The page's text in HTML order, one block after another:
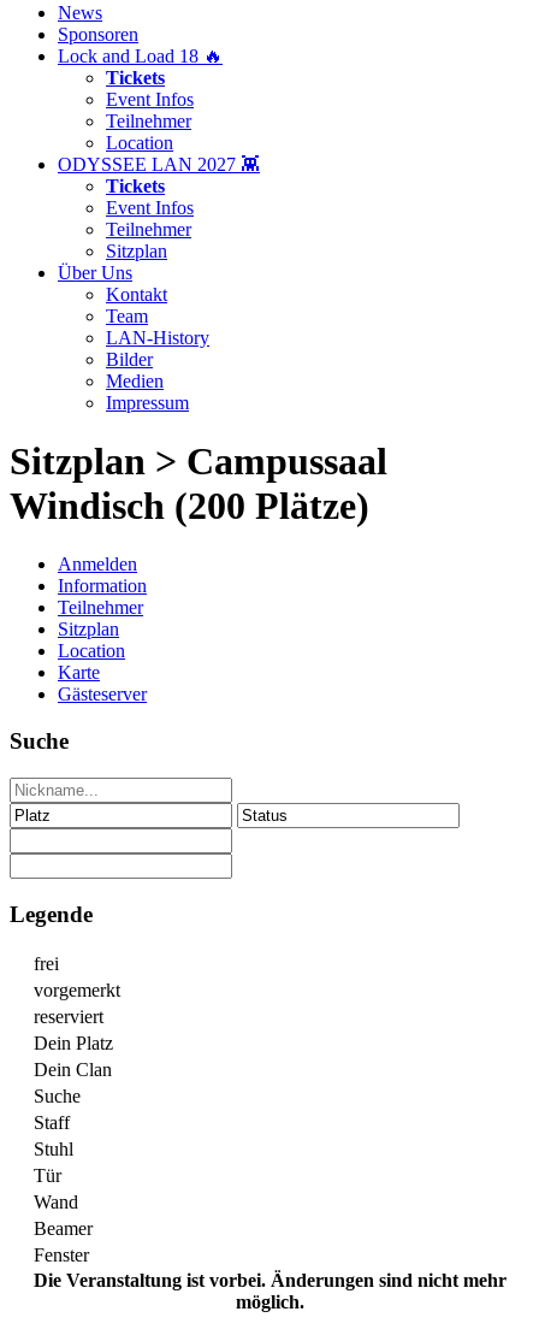
News
Sponsoren
Lock and Load 18 🔥
Tickets
Event Infos
Teilnehmer
Location
ODYSSEE LAN 2027 👾
Tickets
Event Infos
Teilnehmer
Sitzplan
Über Uns
Kontakt
Team
LAN-History
Bilder
Medien
Impressum
Sitzplan > Campussaal
Windisch (200 Plätze)
Anmelden
Information
Teilnehmer
Sitzplan
Location
Karte
Gästeserver
Suche
Legende
frei
vorgemerkt
reserviert
Dein Platz
Dein Clan
Suche
Staff
Stuhl
Tür
Wand
Beamer
Fenster
Die Veranstaltung ist vorbei. Änderungen sind nicht mehr
möglich.